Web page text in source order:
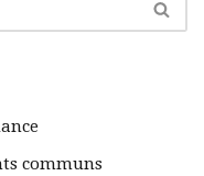
communs